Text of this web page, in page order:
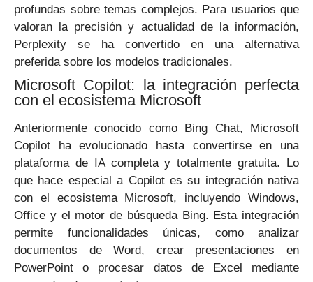
profundas sobre temas complejos. Para usuarios que
valoran la precisión y actualidad de la información,
Perplexity se ha convertido en una alternativa
preferida sobre los modelos tradicionales.
Microsoft Copilot: la integración perfecta
con el ecosistema Microsoft
Anteriormente conocido como Bing Chat, Microsoft
Copilot ha evolucionado hasta convertirse en una
plataforma de IA completa y totalmente gratuita. Lo
que hace especial a Copilot es su integración nativa
con el ecosistema Microsoft, incluyendo Windows,
Office y el motor de búsqueda Bing. Esta integración
permite funcionalidades únicas, como analizar
documentos de Word, crear presentaciones en
PowerPoint o procesar datos de Excel mediante